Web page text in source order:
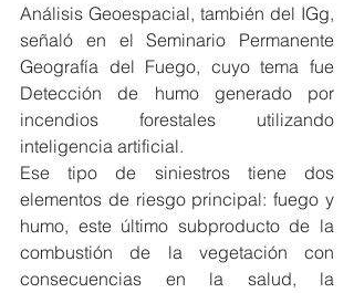
Análisis Geoespacial, también del IGg,
señaló en el Seminario Permanente
Geografía del Fuego, cuyo tema fue
Detección de humo generado por
incendios forestales utilizando
inteligencia artificial.
Ese tipo de siniestros tiene dos
elementos de riesgo principal: fuego y
humo, este último subproducto de la
combustión de la vegetación con
consecuencias en la salud, la